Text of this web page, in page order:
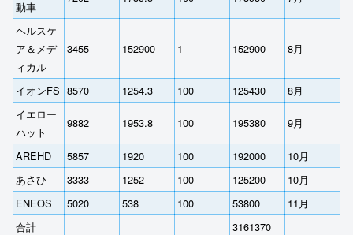
動車
ヘルスケ
ア＆メデ
ィカル
3455 152900 1 152900 8月
イオンFS 8570 1254.3 100 125430
8月
イエロー
ハット
9882 1953.8 100 195380 9月
AREHD 5857 1920 100 192000
10月
あさひ
3333 1252 100 125200
10月
ENEOS
5020 538 100 53800
11月
合計
3161370